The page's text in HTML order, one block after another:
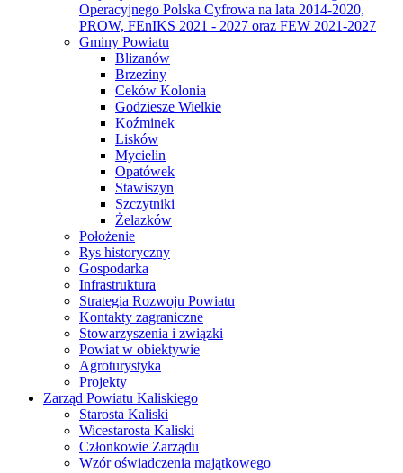
Operacyjnego Polska Cyfrowa na lata 2014-2020,
PROW, FEnIKS 2021 - 2027 oraz FEW 2021-2027
Gminy Powiatu
Blizanów
Brzeziny
Ceków Kolonia
Godziesze Wielkie
Koźminek
Lisków
Mycielin
Opatówek
Stawiszyn
Szczytniki
Żelazków
Położenie
Rys historyczny
Gospodarka
Infrastruktura
Strategia Rozwoju Powiatu
Kontakty zagraniczne
Stowarzyszenia i związki
Powiat w obiektywie
Agroturystyka
Projekty
Zarząd Powiatu Kaliskiego
Starosta Kaliski
Wicestarosta Kaliski
Członkowie Zarządu
Wzór oświadczenia majątkowego